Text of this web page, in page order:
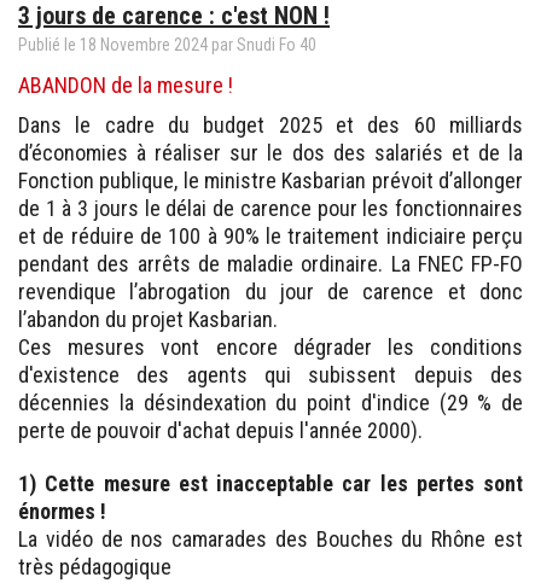
3 jours de carence : c'est NON !
Publié le 18 Novembre 2024 par Snudi Fo 40
ABANDON de la mesure !
Dans le cadre du budget 2025 et des 60 milliards
d’économies à réaliser sur le dos des salariés et de la
Fonction publique, le ministre Kasbarian prévoit d’allonger
de 1 à 3 jours le délai de carence pour les fonctionnaires
et de réduire de 100 à 90% le traitement indiciaire perçu
pendant des arrêts de maladie ordinaire. La FNEC FP-FO
revendique l’abrogation du jour de carence et donc
l’abandon du projet Kasbarian.
Ces mesures vont encore dégrader les conditions
d'existence des agents qui subissent depuis des
décennies la désindexation du point d'indice (29 % de
perte de pouvoir d'achat depuis l'année 2000).
1) Cette mesure est inacceptable car les pertes sont
énormes !
La vidéo de nos camarades des Bouches du Rhône est
très pédagogique